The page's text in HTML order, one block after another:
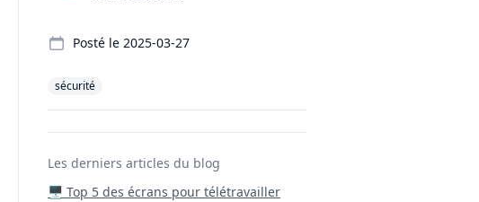
Posté le 2025-03-27
sécurité
Les derniers articles du blog
🖥️ Top 5 des écrans pour télétravailler